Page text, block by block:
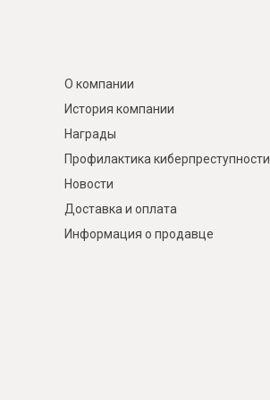
О компании
История компании
Награды
Профилактика киберпреступности
Новости
Доставка и оплата
Информация о продавце